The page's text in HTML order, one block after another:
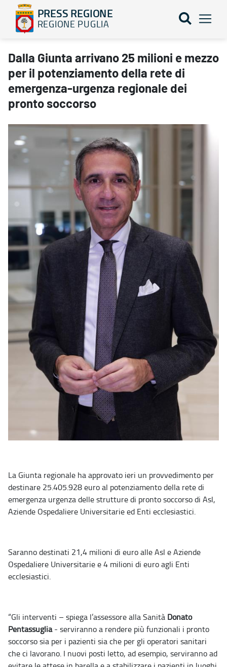
PRESS REGIONE
REGIONE PUGLIA
Dalla Giunta arrivano 25 milioni e mezzo per il potenziamento
Dalla Giunta arrivano 25 milioni e mezzo
per il potenziamento della rete di
emergenza-urgenza regionale dei
pronto soccorso
La Giunta regionale ha approvato ieri un provvedimento per
destinare 25.405.928 euro al potenziamento della rete di
emergenza urgenza delle strutture di pronto soccorso di Asl,
Aziende Ospedaliere Universitarie ed Enti ecclesiastici.
Saranno destinati 21,4 milioni di euro alle Asl e Aziende
Ospedaliere Universitarie e 4 milioni di euro agli Enti
ecclesiastici.
“Gli interventi – spiega l’assessore alla Sanità Donato
Pentassuglia- serviranno a rendere più funzionali i pronto
soccorso sia per i pazienti sia che per gli operatori sanitari
che ci lavorano. I nuovi posti letto, ad esempio, serviranno ad